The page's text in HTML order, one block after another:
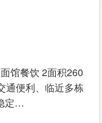
馆餐饮 2面积260
通便利、临近多栋
定…